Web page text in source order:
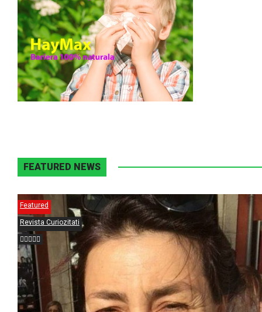
FEATURED NEWS
Featured
Revista Curiozitati